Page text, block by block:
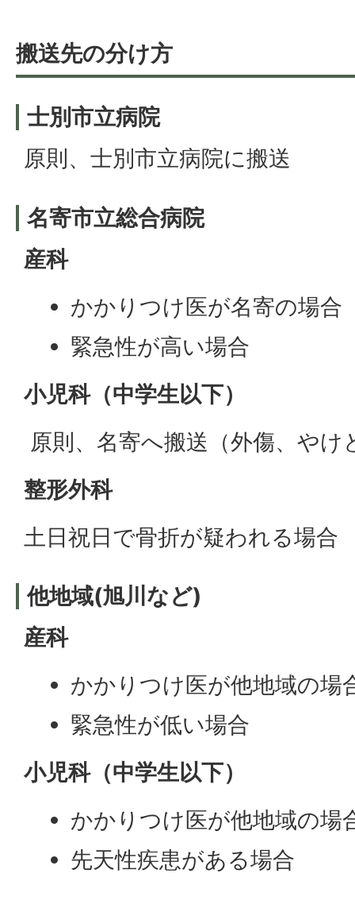
搬送先の分け方
士別市立病院
原則、士別市立病院に搬送
名寄市立総合病院
産科
かかりつけ医が名寄の場合
緊急性が高い場合
小児科（中学生以下）
原則、名寄へ搬送（外傷、やけ
整形外科
土日祝日で骨折が疑われる場合
他地域(旭川など)
産科
かかりつけ医が他地域の場
緊急性が低い場合
小児科（中学生以下）
かかりつけ医が他地域の場
先天性疾患がある場合